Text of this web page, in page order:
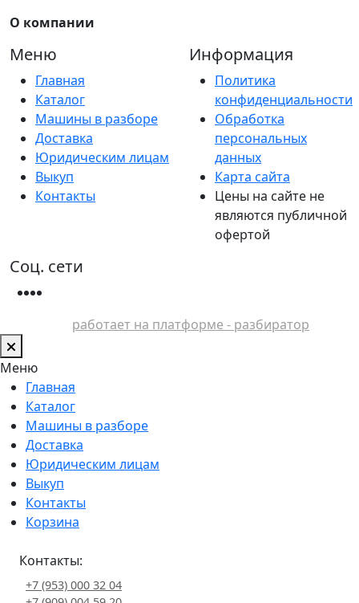
О компании
Меню
Главная
Каталог
Машины в разборе
Доставка
Юридическим лицам
Выкуп
Контакты
Информация
Политика
конфиденциальности
Обработка
персональных
данных
Карта сайта
Цены на сайте не
являются публичной
офертой
Соц. сети
работает на платформе - разбиратор
Меню
Главная
Каталог
Машины в разборе
Доставка
Юридическим лицам
Выкуп
Контакты
Корзина
Контакты:
+7 (953) 000 32 04